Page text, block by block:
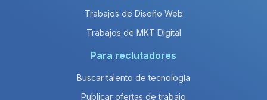
Trabajos de Diseño Web
Trabajos de MKT Digital
Para reclutadores
Buscar talento de tecnología
Publicar ofertas de trabajo